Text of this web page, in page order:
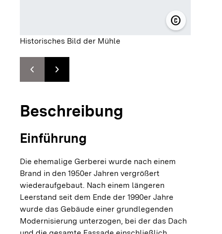
copyright© Familie
Historisches Bild der Mühle
chevron_leftZur vorhergehenden Folie springen
chevron_rightZur nächsten Folie springen
Beschreibung
Einführung
Die ehemalige Gerberei wurde nach einem
Brand in den 1950er Jahren vergrößert
wiederaufgebaut. Nach einem längeren
Leerstand seit dem Ende der 1990er Jahre
wurde das Gebäude einer grundlegenden
Modernisierung unterzogen, bei der das Dach